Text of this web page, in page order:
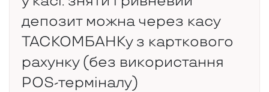
депозит можна через касу
ТАСКОМБАНКу з карткового
рахунку (без використання
РОS-терміналу)